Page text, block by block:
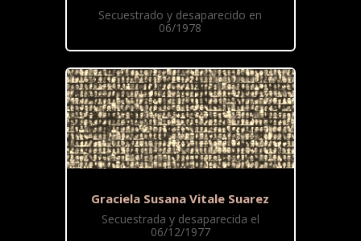
Secuestrado y desaparecido en
06/1978
Graciela Susana Vitale Suarez
Secuestrada y desaparecida el
06/12/1977